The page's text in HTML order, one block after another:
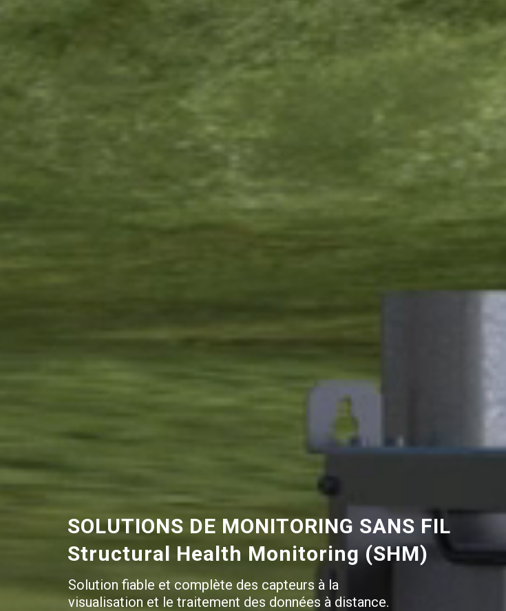
SOLUTIONS DE MONITORING SANS FIL
Structural Health Monitoring (SHM)
Solution fiable et complète des capteurs à la
visualisation et le traitement des données à distance.